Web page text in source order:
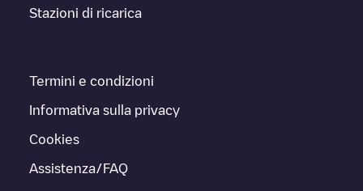
Stazioni di ricarica
Termini e condizioni
Informativa sulla privacy
Cookies
Assistenza/FAQ